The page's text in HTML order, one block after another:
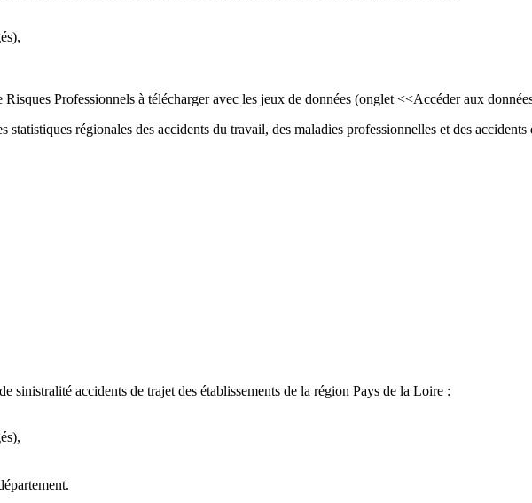
Professionnels à télécharger avec les jeux de données (onglet <<Accéder aux
statistiques régionales des accidents du travail, des maladies professionnelles et des
sinistralité accidents de trajet des établissements de la région Pays de la Loire :